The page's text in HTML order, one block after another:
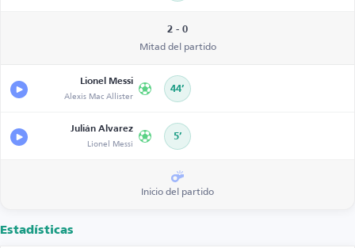
2 - 0
Mitad del partido
Lionel Messi
Alexis Mac Allister 44’
Julián Alvarez
Lionel Messi 5’
Inicio del partido
Estadísticas